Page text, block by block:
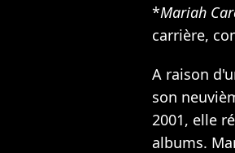
*Mariah
carrière,
A raison
son
2001, elle
albums.